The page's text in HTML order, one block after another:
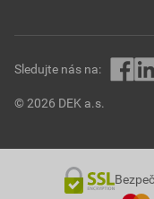
© 2026 DEK a.s.
Sledujte nás na: